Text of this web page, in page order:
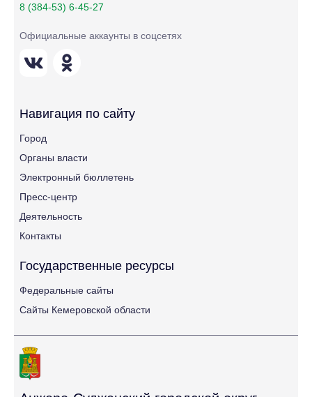
8 (384-53) 6-45-27
Официальные аккаунты в соцсетях
Навигация по сайту
Город
Органы власти
Электронный бюллетень
Пресс-центр
Деятельность
Контакты
Государственные ресурсы
Федеральные сайты
Сайты Кемеровской области